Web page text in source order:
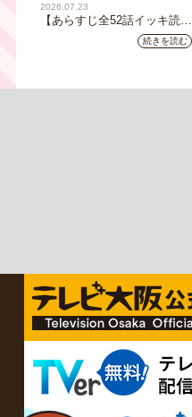
2026.07.23
【あらすじ全52話イッキ読
み】韓国ドラマ『黄金の私の
人生』｜テレビ大阪 月曜～
続きを読む